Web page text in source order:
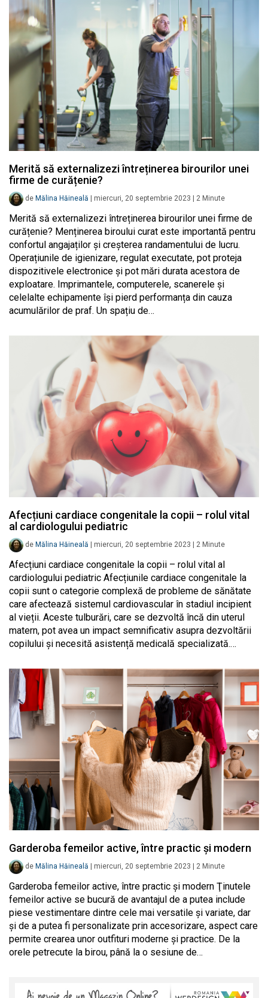
Merită să externalizezi întreținerea birourilor unei
firme de curățenie?
de Mălina Hăineală miercuri, 20 septembrie 2023 2 Minute
Merită să externalizezi întreținerea birourilor unei firme de
curățenie? Menținerea biroului curat este importantă pentru
confortul angajaților și creșterea randamentului de lucru.
Operațiunile de igienizare, regulat executate, pot proteja
dispozitivele electronice și pot mări durata acestora de
exploatare. Imprimantele, computerele, scanerele și
celelalte echipamente își pierd performanța din cauza
acumulărilor de praf. Un spațiu de…
Afecțiuni cardiace congenitale la copii – rolul vital
al cardiologului pediatric
de Mălina Hăineală miercuri, 20 septembrie 2023 2 Minute
Afecțiuni cardiace congenitale la copii – rolul vital al
cardiologului pediatric Afecțiunile cardiace congenitale la
copii sunt o categorie complexă de probleme de sănătate
care afectează sistemul cardiovascular în stadiul incipient
al vieții. Aceste tulburări, care se dezvoltă încă din uterul
matern, pot avea un impact semnificativ asupra dezvoltării
copilului și necesită asistență medicală specializată.…
Garderoba femeilor active, între practic şi modern
de Mălina Hăineală miercuri, 20 septembrie 2023 2 Minute
Garderoba femeilor active, între practic şi modern Ţinutele
femeilor active se bucură de avantajul de a putea include
piese vestimentare dintre cele mai versatile şi variate, dar
şi de a putea fi personalizate prin accesorizare, aspect care
permite crearea unor outfituri moderne şi practice. De la
orele petrecute la birou, până la o sesiune de…